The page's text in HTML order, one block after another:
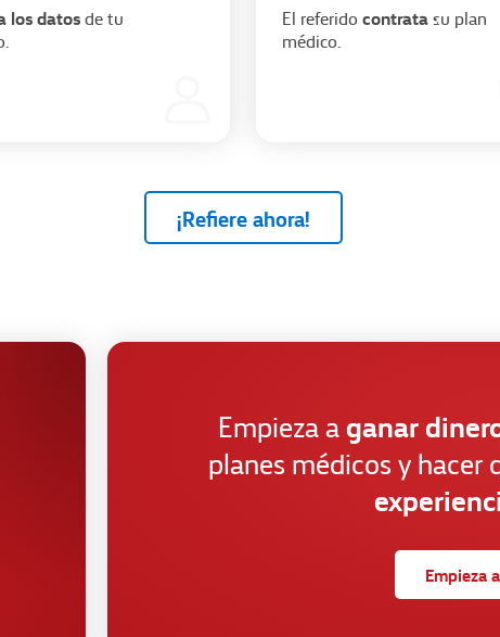
los datosde tu
El referido contratasu plan
médico.
¡Refiere ahora!
Empieza aganar
planes médicos y hacer
Empieza